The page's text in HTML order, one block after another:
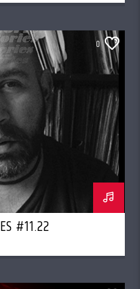
0
#11.22